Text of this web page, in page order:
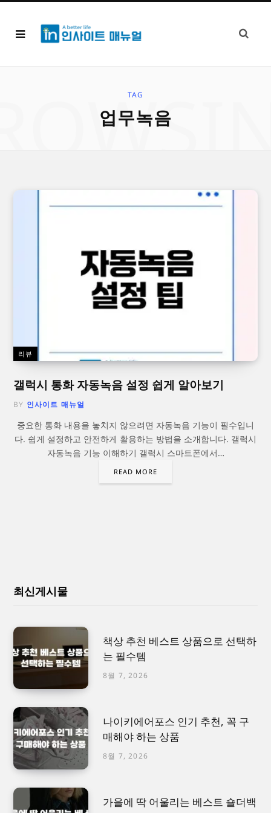
TAG
업무녹음
리뷰
갤럭시 통화 자동녹음 설정 쉽게 알아보기
BY 인사이트 매뉴얼
중요한 통화 내용을 놓치지 않으려면 자동녹음 기능이 필수입니
다. 쉽게 설정하고 안전하게 활용하는 방법을 소개합니다. 갤럭시
자동녹음 기능 이해하기 갤럭시 스마트폰에서…
READ MORE
최신게시물
책상 추천 베스트 상품으로 선택하
는 필수템
8월 7, 2026
나이키에어포스 인기 추천, 꼭 구
매해야 하는 상품
8월 7, 2026
가을에 딱 어울리는 베스트 숄더백